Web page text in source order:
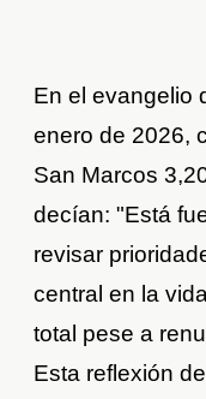
En el evangelio
enero de 2026,
San Marcos
decían: "Está
revisar
central en la
total pese a
Esta reflexión